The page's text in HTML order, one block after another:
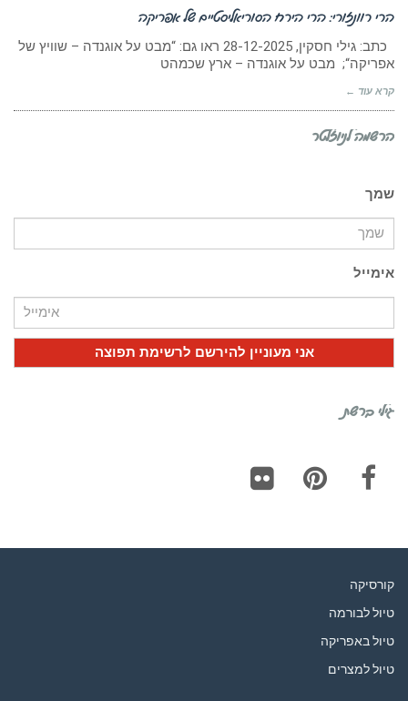
הרי רוונזורי: הרי הירח הסוריאליסטיים של אפריקה
כתב: גילי חסקין, 28-12-2025 ראו גם: “מבט על אוגנדה – שוויץ של
אפריקה“; מבט על אוגנדה – ארץ שכמהט
קרא עוד ←
הרשמה לניוזלטר
שמך
אימייל
גילי ברשת
קורסיקה
טיול לבורמה
טיול באפריקה
טיול למצרים